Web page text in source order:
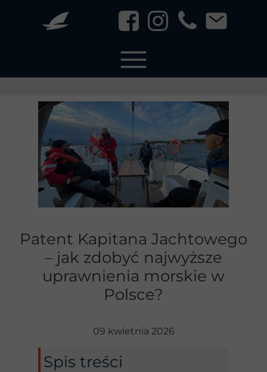
09 kwietnia 2026
Spis treści
Patent Kapitana Jachtowego
– jak zdobyć najwyższe
uprawnienia morskie w
Polsce?